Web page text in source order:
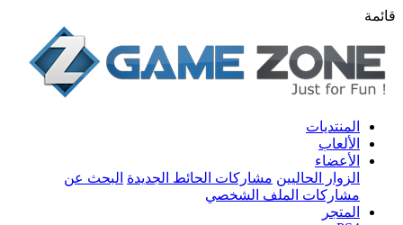
قائمة
المنتديات
الألعاب
الأعضاء
الزوار الحاليين مشاركات الحائط الجديدة البحث عن
مشاركات الملف الشخصي
المتجر